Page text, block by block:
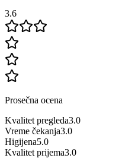
3.6
Prosečna ocena
Kvalitet pregleda3.0
Vreme čekanja3.0
Higijena5.0
Kvalitet prijema3.0